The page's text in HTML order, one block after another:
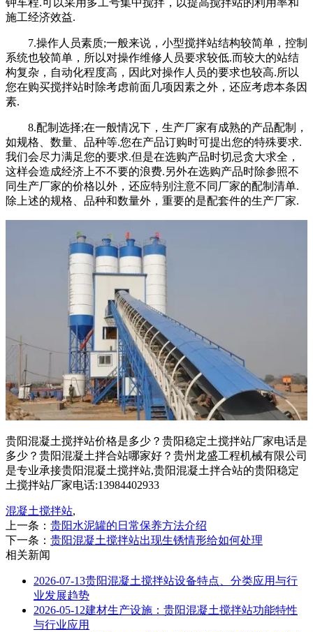
钟车程.可以采用多工号集中搅拌，以提高搅拌站的利用率和
施工经济效益.
7.操作人员素质;一般来说，小型搅拌站结构较简单，控制
系统也较简单，所以对操作维修人员要求较低.而较大的站结
构复杂，自动化程度高，因此对操作人员的要求也较高.所以
您在购买搅拌站时除考虑前面几项因素之外，还应考虑本条因
素.
8.配制选择;在一般情况下，生产厂家有成熟的产品配制，
如规格、数量、品种等.您在产品订购时可提出您的特殊要求.
我们会尽力满足您的要求.但是在选购产品时切忌贪大求全，
这样会造成经济上不不要的浪费.另外在选购产品时除参照不
同生产厂家的价格以外，还应特别注意不同厂家的配制清单.
除上述的规格、品种和数量外，重要的是配套件的生产厂家.
贵阳混凝土搅拌站价格是多少？贵阳稳定土搅拌站厂家电话是
多少？贵阳混凝土拌合站哪家好？贵州龙盛工程机械有限公司
是专业承接贵阳混凝土搅拌站,贵阳混凝土拌合站的贵阳稳定
土搅拌站厂家电话:13984402933
混凝土搅拌站,
上一条： 贵阳水泥罐的日常保养方法介绍
下一条： 贵阳混凝土搅拌站出现生锈情形给如何处理
相关新闻
2026-07-13贵阳混凝土搅拌站设备特点、分类应用与行
业发展趋势
2026-05-12建材生产设施：贵阳混凝土搅拌站功能特性
与行业应用